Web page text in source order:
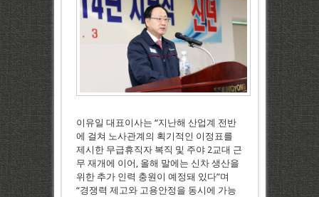
이유일 대표이사는 “지난해 산업계 전반
에 걸쳐 노사관계의 획기적인 이정표를
제시한 무급휴직자 복직 및 주야 2교대 근
무 재개에 이어, 올해 말에는 신차 생산을
위한 추가 인력 충원이 예정돼 있다”며
“경쟁력 제고와 고용안정을 동시에 가능